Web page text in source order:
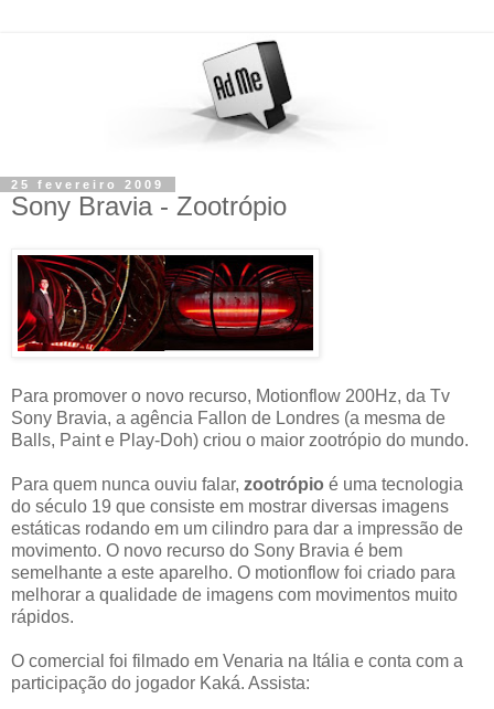
25 fevereiro 2009
Sony Bravia - Zootrópio
Para promover o novo recurso, Motionflow 200Hz, da Tv
Sony Bravia, a agência Fallon de Londres (a mesma de
Balls, Paint e Play-Doh) criou o maior zootrópio do mundo.
Para quem nunca ouviu falar, zootrópio é uma tecnologia
do século 19 que consiste em mostrar diversas imagens
estáticas rodando em um cilindro para dar a impressão de
movimento. O novo recurso do Sony Bravia é bem
semelhante a este aparelho. O motionflow foi criado para
melhorar a qualidade de imagens com movimentos muito
rápidos.
O comercial foi filmado em Venaria na Itália e conta com a
participação do jogador Kaká. Assista: